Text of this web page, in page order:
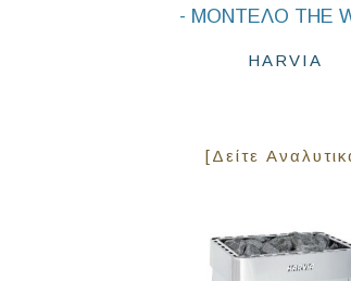
- ΜΟΝΤΕΛΟ THE
HARVIA
[Δείτε